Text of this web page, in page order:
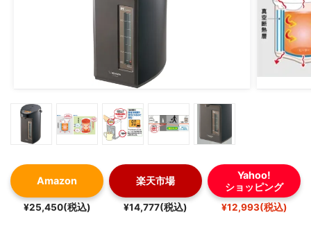
Amazon
¥25,450(税込)
楽天市場
¥14,777(税込)
Yahoo!
ショッピング
¥12,993(税込)